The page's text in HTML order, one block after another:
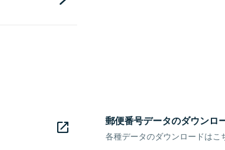
郵便番号データのダウンロ
各種データのダウンロードはこ